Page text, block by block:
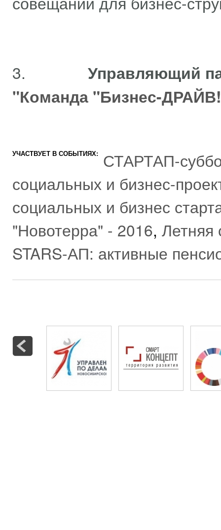
3. Управляющий
"Команда "Бизнес-
УЧАСТВУЕТ В СОБЫТИЯХ: СТАРТАП-
социальных и бизнес-
социальных и бизнес
"Новотерра" - 2016,
STARS-АП: активные